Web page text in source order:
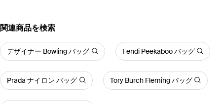
関連商品を検索
デザイナー Bowling バッグ Fendi Peekaboo バッグ
Prada ナイロン バッグ Tory Burch Fleming バッグ